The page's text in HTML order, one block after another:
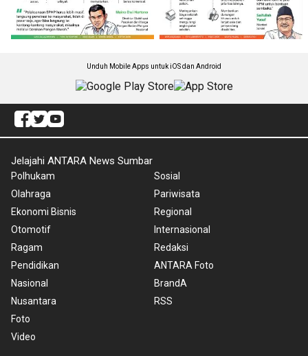
Unduh Mobile Apps untuk iOS dan Android
Jelajahi ANTARA News Sumbar
Polhukam
Olahraga
Ekonomi Bisnis
Otomotif
Ragam
Pendidikan
Nasional
Nusantara
Foto
Video
Sosial
Pariwisata
Regional
Internasional
Redaksi
ANTARA Foto
BrandA
RSS